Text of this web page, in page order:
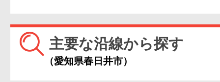
主要な沿線から探す
（愛知県春日井市）